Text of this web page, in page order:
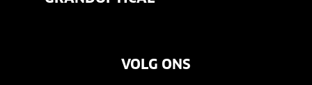
Annuleer of retourneer een bestelling
VOLG ONS